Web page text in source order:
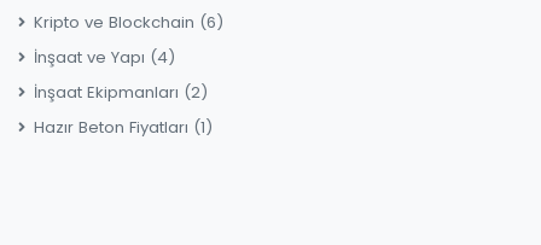
Kripto ve Blockchain (6)
İnşaat ve Yapı (4)
İnşaat Ekipmanları (2)
Hazır Beton Fiyatları (1)